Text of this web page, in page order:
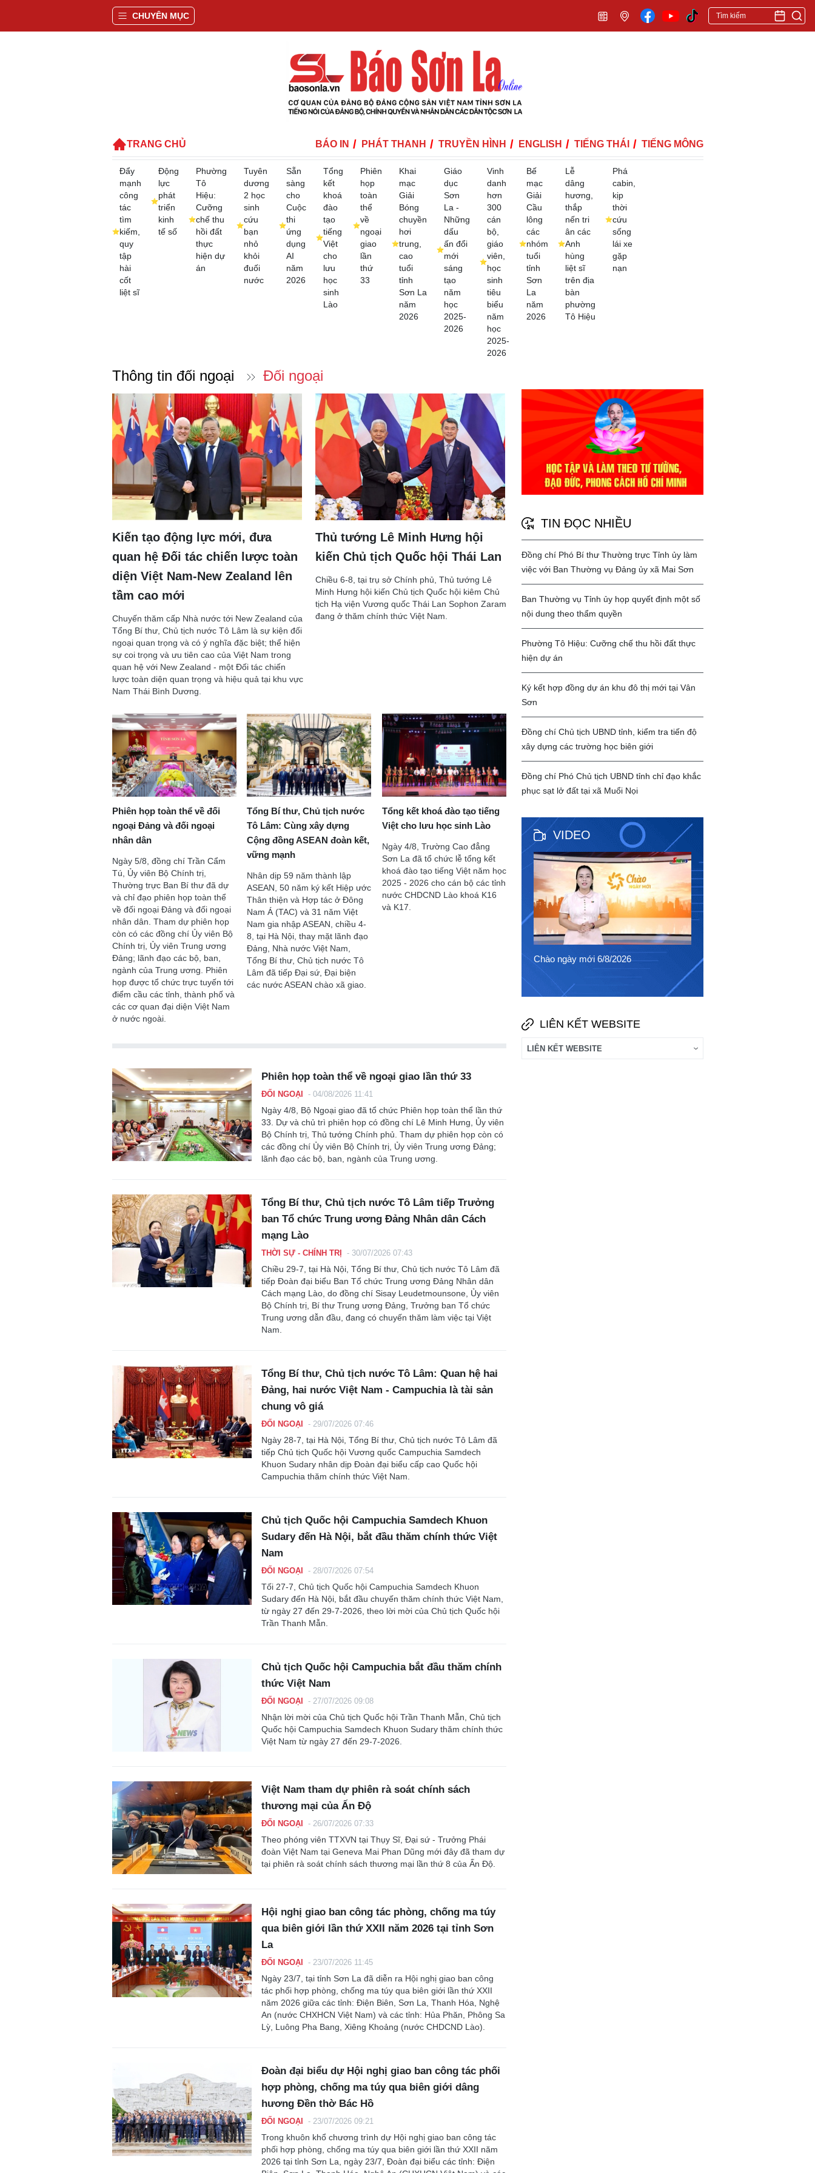
CHUYÊN MỤC
TRANG CHỦ BÁO IN PHÁT THANH TRUYỀN HÌNH ENGLISH TIẾNG THÁI TIẾNG MÔNG
Đẩy
mạnh
công
tác
tìm
kiếm,
quy
tập
hài
cốt
liệt sĩ
Động
lực
phát
triển
kinh
tế số
Phường
Tô
Hiệu:
Cưỡng
chế thu
hồi đất
thực
hiện dự
án
Tuyên
dương
2 học
sinh
cứu
bạn
nhỏ
khỏi
đuối
nước
Sẵn
sàng
cho
Cuộc
thi
ứng
dụng
AI
năm
2026
Tổng
kết
khoá
đào
tạo
tiếng
Việt
cho
lưu
học
sinh
Lào
Phiên
họp
toàn
thể
về
ngoại
giao
lần
thứ
33
Khai
mạc
Giải
Bóng
chuyền
hơi
trung,
cao
tuổi
tỉnh
Sơn La
năm
2026
Giáo
dục
Sơn
La -
Những
dấu
ấn đổi
mới
sáng
tạo
năm
học
2025-
2026
Vinh
danh
hơn
300
cán
bộ,
giáo
viên,
học
sinh
tiêu
biểu
năm
học
2025-
2026
Bế
mạc
Giải
Cầu
lông
các
nhóm
tuổi
tỉnh
Sơn
La
năm
2026
Lễ
dâng
hương,
thắp
nến tri
ân các
Anh
hùng
liệt sĩ
trên địa
bàn
phường
Tô Hiệu
Phá
cabin,
kịp
thời
cứu
sống
lái xe
gặp
nạn
Thông tin đối ngoại Đối ngoại
Kiến tạo động lực mới, đưa
quan hệ Đối tác chiến lược toàn
diện Việt Nam-New Zealand lên
tầm cao mới
Chuyến thăm cấp Nhà nước tới New Zealand của
Tổng Bí thư, Chủ tịch nước Tô Lâm là sự kiện đối
ngoại quan trọng và có ý nghĩa đặc biệt; thể hiện
sự coi trọng và ưu tiên cao của Việt Nam trong
quan hệ với New Zealand - một Đối tác chiến
lược toàn diện quan trọng và hiệu quả tại khu vực
Nam Thái Bình Dương.
Thủ tướng Lê Minh Hưng hội
kiến Chủ tịch Quốc hội Thái Lan
Chiều 6-8, tại trụ sở Chính phủ, Thủ tướng Lê
Minh Hưng hội kiến Chủ tịch Quốc hội kiêm Chủ
tịch Hạ viện Vương quốc Thái Lan Sophon Zaram
đang ở thăm chính thức Việt Nam.
Phiên họp toàn thể về đối
ngoại Đảng và đối ngoại
nhân dân
Ngày 5/8, đồng chí Trần Cẩm
Tú, Ủy viên Bộ Chính trị,
Thường trực Ban Bí thư đã dự
và chỉ đạo phiên họp toàn thể
về đối ngoại Đảng và đối ngoại
nhân dân. Tham dự phiên họp
còn có các đồng chí Ủy viên Bộ
Chính trị, Ủy viên Trung ương
Đảng; lãnh đạo các bộ, ban,
ngành của Trung ương. Phiên
họp được tổ chức trực tuyến tới
điểm cầu các tỉnh, thành phố và
các cơ quan đại diện Việt Nam
ở nước ngoài.
Tổng Bí thư, Chủ tịch nước
Tô Lâm: Cùng xây dựng
Cộng đồng ASEAN đoàn kết,
vững mạnh
Nhân dịp 59 năm thành lập
ASEAN, 50 năm ký kết Hiệp ước
Thân thiện và Hợp tác ở Đông
Nam Á (TAC) và 31 năm Việt
Nam gia nhập ASEAN, chiều 4-
8, tại Hà Nội, thay mặt lãnh đạo
Đảng, Nhà nước Việt Nam,
Tổng Bí thư, Chủ tịch nước Tô
Lâm đã tiếp Đại sứ, Đại biện
các nước ASEAN chào xã giao.
Tổng kết khoá đào tạo tiếng
Việt cho lưu học sinh Lào
Ngày 4/8, Trường Cao đẳng
Sơn La đã tổ chức lễ tổng kết
khoá đào tạo tiếng Việt năm học
2025 - 2026 cho cán bộ các tỉnh
nước CHDCND Lào khoá K16
và K17.
Phiên họp toàn thể về ngoại giao lần thứ 33
-
ĐỐI NGOẠI 04/08/2026 11:41
Ngày 4/8, Bộ Ngoại giao đã tổ chức Phiên họp toàn thể lần thứ
33. Dự và chủ trì phiên họp có đồng chí Lê Minh Hưng, Ủy viên
Bộ Chính trị, Thủ tướng Chính phủ. Tham dự phiên họp còn có
các đồng chí Ủy viên Bộ Chính trị, Ủy viên Trung ương Đảng;
lãnh đạo các bộ, ban, ngành của Trung ương.
Tổng Bí thư, Chủ tịch nước Tô Lâm tiếp Trưởng
ban Tổ chức Trung ương Đảng Nhân dân Cách
mạng Lào
-
THỜI SỰ - CHÍNH TRỊ 30/07/2026 07:43
Chiều 29-7, tại Hà Nội, Tổng Bí thư, Chủ tịch nước Tô Lâm đã
tiếp Đoàn đại biểu Ban Tổ chức Trung ương Đảng Nhân dân
Cách mạng Lào, do đồng chí Sisay Leudetmounsone, Ủy viên
Bộ Chính trị, Bí thư Trung ương Đảng, Trưởng ban Tổ chức
Trung ương dẫn đầu, đang có chuyến thăm làm việc tại Việt
Nam.
Tổng Bí thư, Chủ tịch nước Tô Lâm: Quan hệ hai
Đảng, hai nước Việt Nam - Campuchia là tài sản
chung vô giá
-
ĐỐI NGOẠI 29/07/2026 07:46
Ngày 28-7, tại Hà Nội, Tổng Bí thư, Chủ tịch nước Tô Lâm đã
tiếp Chủ tịch Quốc hội Vương quốc Campuchia Samdech
Khuon Sudary nhân dịp Đoàn đại biểu cấp cao Quốc hội
Campuchia thăm chính thức Việt Nam.
Chủ tịch Quốc hội Campuchia Samdech Khuon
Sudary đến Hà Nội, bắt đầu thăm chính thức Việt
Nam
-
ĐỐI NGOẠI 28/07/2026 07:54
Tối 27-7, Chủ tịch Quốc hội Campuchia Samdech Khuon
Sudary đến Hà Nội, bắt đầu chuyến thăm chính thức Việt Nam,
từ ngày 27 đến 29-7-2026, theo lời mời của Chủ tịch Quốc hội
Trần Thanh Mẫn.
Chủ tịch Quốc hội Campuchia bắt đầu thăm chính
thức Việt Nam
-
ĐỐI NGOẠI 27/07/2026 09:08
Nhận lời mời của Chủ tịch Quốc hội Trần Thanh Mẫn, Chủ tịch
Quốc hội Campuchia Samdech Khuon Sudary thăm chính thức
Việt Nam từ ngày 27 đến 29-7-2026.
Việt Nam tham dự phiên rà soát chính sách
thương mại của Ấn Độ
-
ĐỐI NGOẠI 26/07/2026 07:33
Theo phóng viên TTXVN tại Thụy Sĩ, Đại sứ - Trưởng Phái
đoàn Việt Nam tại Geneva Mai Phan Dũng mới đây đã tham dự
tại phiên rà soát chính sách thương mại lần thứ 8 của Ấn Độ.
Hội nghị giao ban công tác phòng, chống ma túy
qua biên giới lần thứ XXII năm 2026 tại tỉnh Sơn
La
-
ĐỐI NGOẠI 23/07/2026 11:45
Ngày 23/7, tại tỉnh Sơn La đã diễn ra Hội nghị giao ban công
tác phối hợp phòng, chống ma túy qua biên giới lần thứ XXII
năm 2026 giữa các tỉnh: Điện Biên, Sơn La, Thanh Hóa, Nghệ
An (nước CHXHCN Việt Nam) và các tỉnh: Hủa Phăn, Phông Sa
Lỳ, Luông Pha Bang, Xiêng Khoảng (nước CHDCND Lào).
Đoàn đại biểu dự Hội nghị giao ban công tác phối
hợp phòng, chống ma túy qua biên giới dâng
hương Đền thờ Bác Hồ
-
ĐỐI NGOẠI 23/07/2026 09:21
Trong khuôn khổ chương trình dự Hội nghị giao ban công tác
phối hợp phòng, chống ma túy qua biên giới lần thứ XXII năm
2026 tại tỉnh Sơn La, ngày 23/7, Đoàn đại biểu các tỉnh: Điện
TIN ĐỌC NHIỀU
Đồng chí Phó Bí thư Thường trực Tỉnh ủy làm
việc với Ban Thường vụ Đảng ủy xã Mai Sơn
Ban Thường vụ Tỉnh ủy họp quyết định một số
nội dung theo thẩm quyền
Phường Tô Hiệu: Cưỡng chế thu hồi đất thực
hiện dự án
Ký kết hợp đồng dự án khu đô thị mới tại Vân
Sơn
Đồng chí Chủ tịch UBND tỉnh, kiểm tra tiến độ
xây dựng các trường học biên giới
Đồng chí Phó Chủ tịch UBND tỉnh chỉ đạo khắc
phục sạt lở đất tại xã Muổi Nọi
VIDEO
Chào ngày mới 2/8/2026 Chào ngày mới 1/8/2026
Chào ngày mới 6/8/2026
Chào ngày mới 5/8/2026
LIÊN KẾT WEBSITE